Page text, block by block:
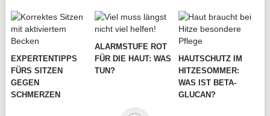
EXPERTENTIPPS
FÜRS SITZEN
GEGEN
SCHMERZEN
ALARMSTUFE ROT
FÜR DIE HAUT: WAS
TUN?
HAUTSCHUTZ IM
HITZESOMMER:
WAS IST BETA-
GLUCAN?